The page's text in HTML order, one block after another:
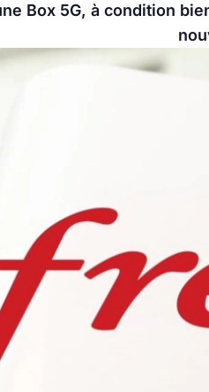
Box 5G, à condition